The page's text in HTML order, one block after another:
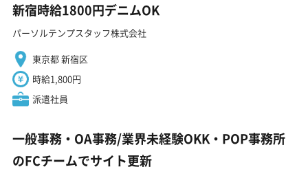
新宿時給1800円デニムOK
パーソルテンプスタッフ株式会社
東京都 新宿区
時給1,800円
派遣社員
一般事務・OA事務/業界未経験OKK・POP事務所
のFCチームでサイト更新